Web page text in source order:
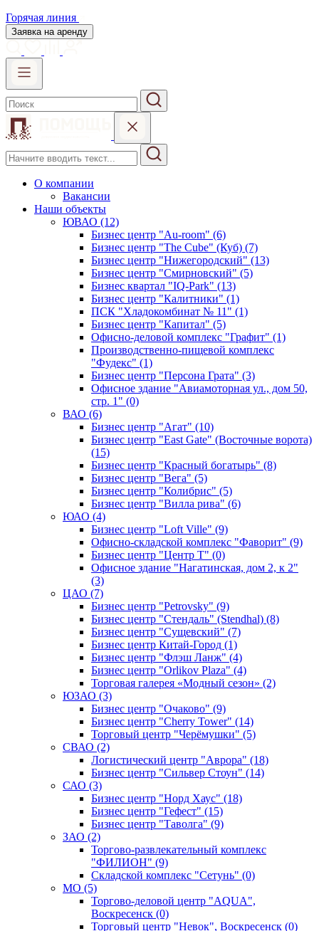
Горячая линия
Заявка на аренду
О компании
Вакансии
Наши объекты
ЮВАО (12)
Бизнес центр "Au-room" (6)
Бизнес центр "The Cube" (Куб) (7)
Бизнес центр "Нижегородский" (13)
Бизнес центр "Смирновский" (5)
Бизнес квартал "IQ-Park" (13)
Бизнес центр "Калитники" (1)
ПСК "Хладокомбинат № 11" (1)
Бизнес центр "Капитал" (5)
Офисно-деловой комплекс "Графит" (1)
Производственно-пищевой комплекс
"Фудекс" (1)
Бизнес центр "Персона Грата" (3)
Офисное здание "Авиамоторная ул., дом 50,
стр. 1" (0)
ВАО (6)
Бизнес центр "Агат" (10)
Бизнес центр "East Gate" (Восточные ворота)
(15)
Бизнес центр "Красный богатырь" (8)
Бизнес центр "Вега" (5)
Бизнес центр "Колибрис" (5)
Бизнес центр "Вилла рива" (6)
ЮАО (4)
Бизнес центр "Loft Ville" (9)
Офисно-складской комплекс "Фаворит" (9)
Бизнес центр "Центр Т" (0)
Офисное здание "Нагатинская, дом 2, к 2"
(3)
ЦАО (7)
Бизнес центр "Petrovsky" (9)
Бизнес центр "Стендаль" (Stendhal) (8)
Бизнес центр "Сущевский" (7)
Бизнес центр Китай-Город (1)
Бизнес центр "Флэш Ланж" (4)
Бизнес центр "Orlikov Plaza" (4)
Торговая галерея «Модный сезон» (2)
ЮЗАО (3)
Бизнес центр "Очаково" (9)
Бизнес центр "Cherry Tower" (14)
Торговый центр "Черёмушки" (5)
СВАО (2)
Логистический центр "Аврора" (18)
Бизнес центр "Сильвер Стоун" (14)
САО (3)
Бизнес центр "Норд Хаус" (18)
Бизнес центр "Гефест" (15)
Бизнес центр "Таволга" (9)
ЗАО (2)
Торгово-развлекательный комплекс
"ФИЛИОН" (9)
Складской комплекс "Сетунь" (0)
MO (5)
Торгово-деловой центр "AQUA",
Воскресенск (0)
Торговый центр "Невок", Воскресенск (0)